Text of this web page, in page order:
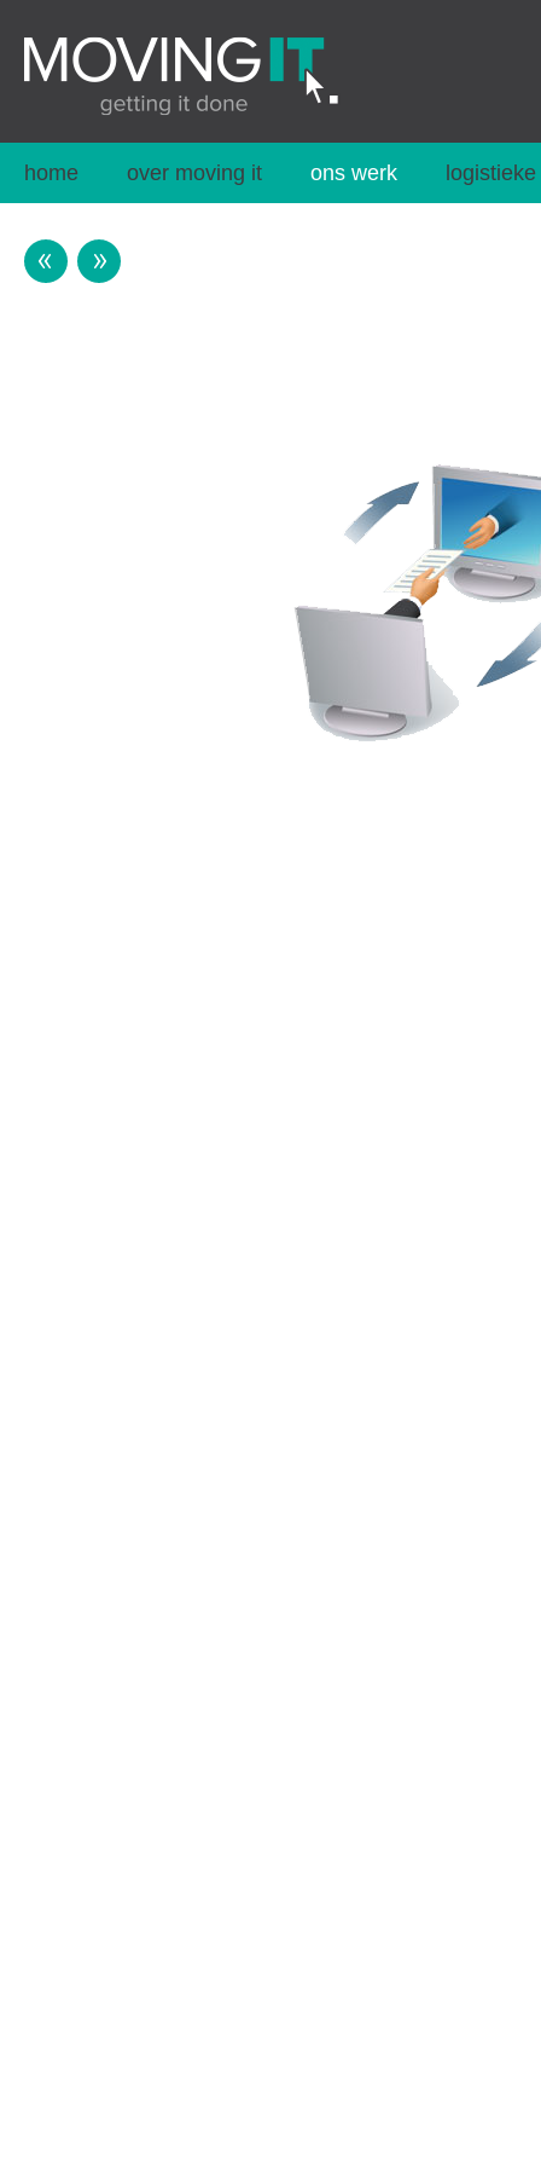
home over moving it ons werk